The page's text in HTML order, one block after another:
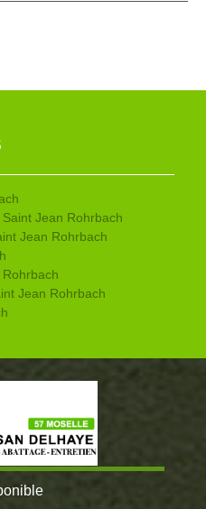
Jean Rohrbach
Jean Rohrbach
Jean Rohrbach